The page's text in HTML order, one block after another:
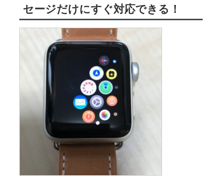
セージだけにすぐ対応できる！